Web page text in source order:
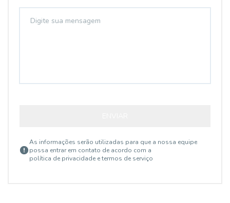
As informações serão utilizadas para que a nossa equipe
possa entrar em contato de acordo com a
política de privacidade e termos de serviço